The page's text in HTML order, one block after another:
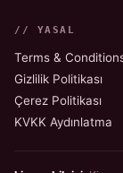
// YASAL
Terms &
Gizlilik Politikası
Çerez Politikası
KVKK Aydınlatma